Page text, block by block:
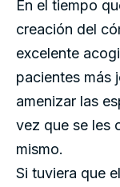
En el tiempo
creación del
excelente
pacientes más
amenizar las
vez que se les
mismo.
Si tuviera que